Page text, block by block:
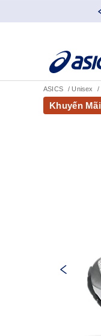
ASICS Unisex
Khuyến Mãi